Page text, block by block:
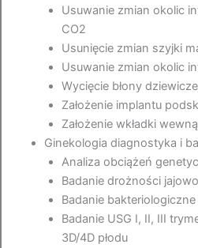
Usuwanie zmian okolic
CO2
Usunięcie zmian szyjki
Usuwanie zmian okolic
Wycięcie błony
Założenie implantu
Założenie wkładki
Ginekologia diagnostyka i
Analiza obciążeń
Badanie drożności
Badanie
Badanie USG I, II, III
3D/4D płodu